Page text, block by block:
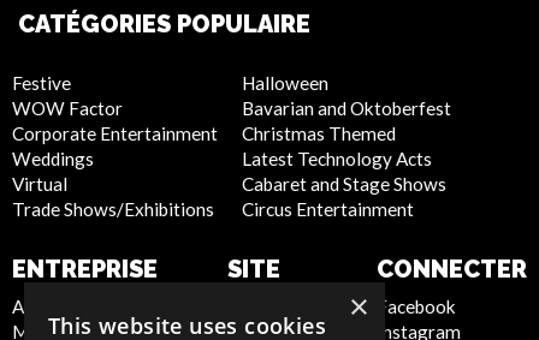
CATÉGORIES POPULAIRE
Festive
WOW Factor
Corporate Entertainment
Weddings
Virtual
Trade Shows/Exhibitions
Halloween
Bavarian and Oktoberfest
Christmas Themed
Latest Technology Acts
Cabaret and Stage Shows
Circus Entertainment
ENTREPRISE
About Us
Meet the Team
SITE
Privacy Policy
CONNECTER
Facebook
Instagram
×
This website uses cookies